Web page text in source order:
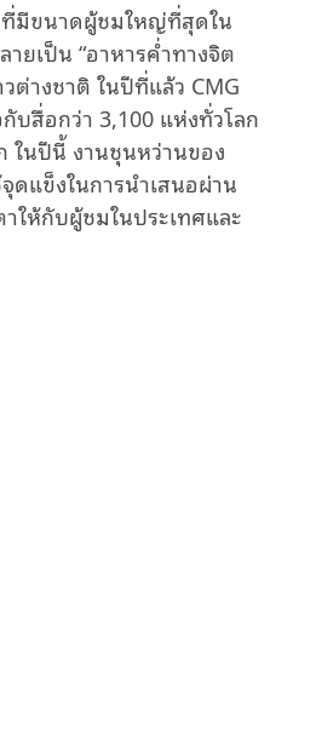
ที่มีขนาดผู้ชมใหญ่ที่สุดใน
ยเป็น “อาหารค่ำทางจิต
างชาติ ในปีที่แล้ว CMG
บสื่อกว่า 3,100 แห่งทั่วโลก
ในปีนี้ งานชุนหว่านของ
ดแข็งในการนำเสนอผ่าน
ให้กับผู้ชมในประเทศและ